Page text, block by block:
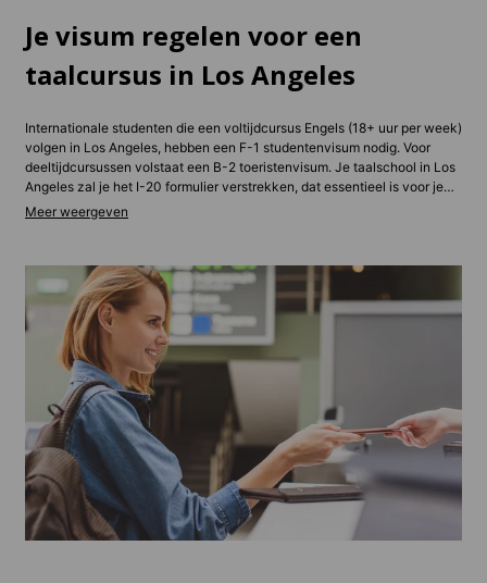
Je visum regelen voor een
taalcursus in Los Angeles
Internationale studenten die een voltijdcursus Engels (18+ uur per week)
volgen in Los Angeles, hebben een F-1 studentenvisum nodig. Voor
deeltijdcursussen volstaat een B-2 toeristenvisum. Je taalschool in Los
Angeles zal je het I-20 formulier verstrekken, dat essentieel is voor je
visuminterview bij de Amerikaanse ambassade. Je moet aantonen dat je
levensonderhoud in Los Angeles. De meeste aanvragen uit Europa
krijgen binnen twee tot zes weken goedkeuring, terwijl aanvragen uit
andere landen rekening moeten houden met een langere wachttijd.
Neem in geval van vragen gerust contact met ons op, onze experts
helpen je graag verder.